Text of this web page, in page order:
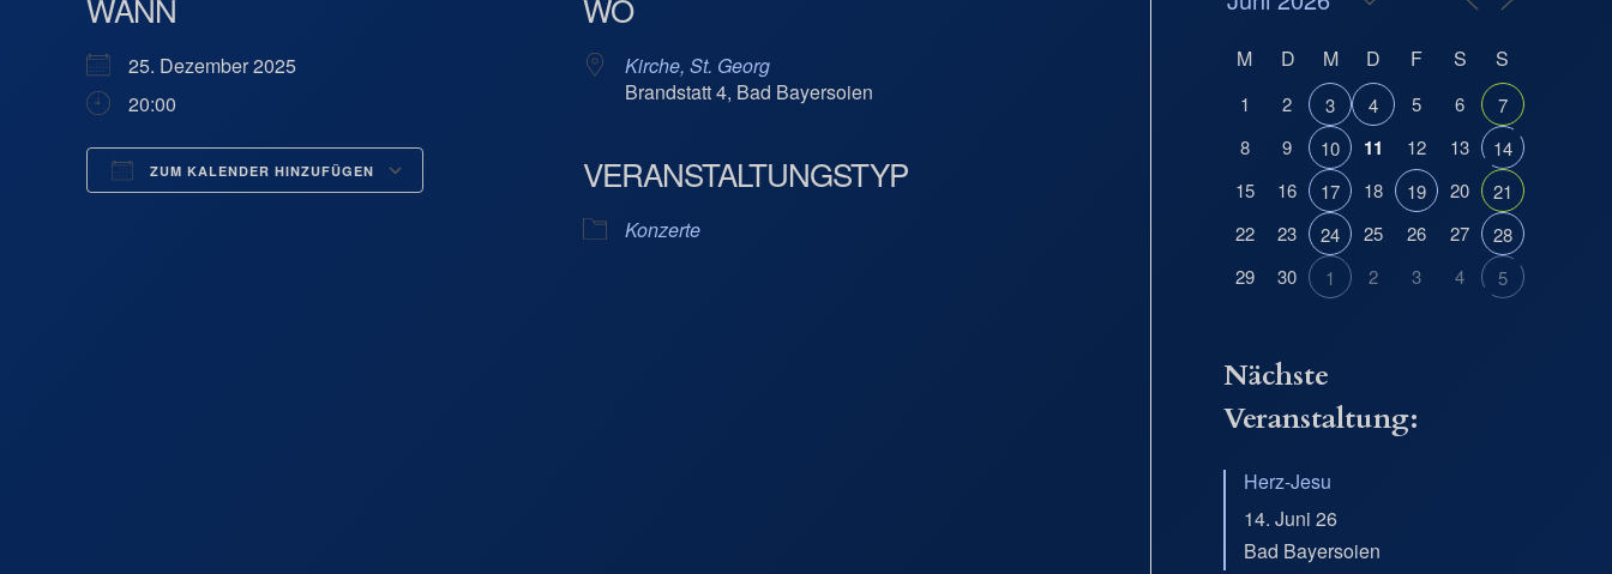
25. Dezember 2025
20:00
ZUM KALENDER HINZUFÜGEN
Google Kalender Outlook Live
Kirche, St. Georg
Brandstatt 4, Bad Bayersoien
VERANSTALTUNGSTYP
Konzerte
M D M D F S S
1 2 3 4 5 6
7
8
9 10 11 12 13
14
15
16 17 18 19 20
21
22
23 24 25 26 27
28
29
30 1 2 3 4 5
Nächste
Veranstaltung:
Herz-Jesu
14. Juni 26
Bad Bayersoien